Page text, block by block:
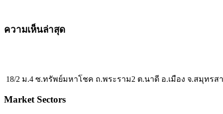
ความเห็นล่าสุด
18/2 ม.4 ซ.ทรัพย์มหาโชค ถ.พระราม2 ต.นาดี อ.เมือง จ.สมุทรส
Market Sectors